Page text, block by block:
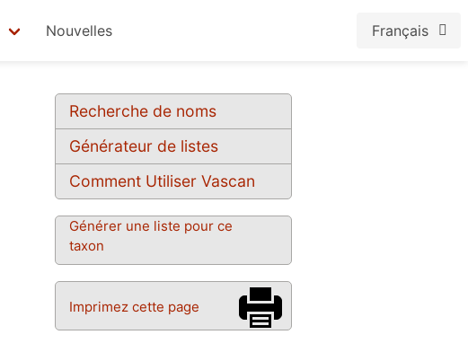
Nouvelles Français
Recherche de noms
Générateur de listes
Comment Utiliser Vascan
Générer une liste pour ce
taxon
Imprimez cette page